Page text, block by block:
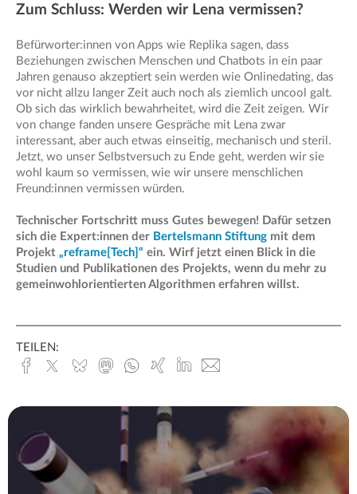
Zum Schluss: Werden wir Lena vermissen?
Befürworter:innen von Apps wie Replika sagen, dass
Beziehungen zwischen Menschen und Chatbots in ein paar
Jahren genauso akzeptiert sein werden wie Onlinedating, das
vor nicht allzu langer Zeit auch noch als ziemlich uncool galt.
Ob sich das wirklich bewahrheitet, wird die Zeit zeigen. Wir
von change fanden unsere Gespräche mit Lena zwar
interessant, aber auch etwas einseitig, mechanisch und steril.
Jetzt, wo unser Selbstversuch zu Ende geht, werden wir sie
wohl kaum so vermissen, wie wir unsere menschlichen
Freund:innen vermissen würden.
Technischer Fortschritt muss Gutes bewegen! Dafür setzen
sich die Expert:innen der Bertelsmann Stiftung mit dem
Projekt „reframe[Tech]“ ein. Wirf jetzt einen Blick in die
Studien und Publikationen des Projekts, wenn du mehr zu
gemeinwohlorientierten Algorithmen erfahren willst.
TEILEN:
Facebook
x.com BlueskyMastodonWhatsapp
Xing
Linked